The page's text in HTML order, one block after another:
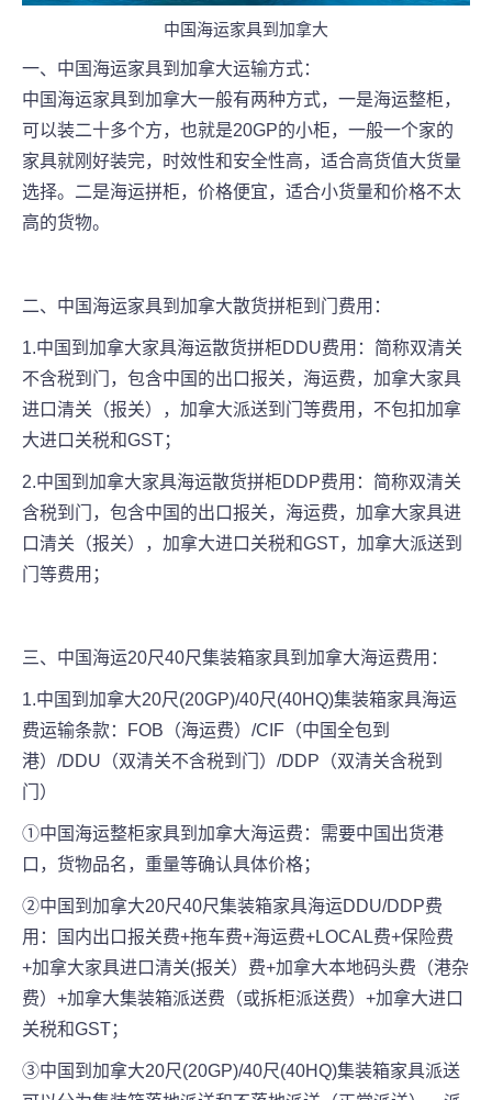
中国海运家具到加拿大
一、中国海运家具到加拿大运输方式：
中国海运家具到加拿大一般有两种方式，一是海运整柜，
可以装二十多个方，也就是20GP的小柜，一般一个家的
家具就刚好装完，时效性和安全性高，适合高货值大货量
选择。二是海运拼柜，价格便宜，适合小货量和价格不太
高的货物。
二、中国海运家具到加拿大散货拼柜到门费用：
1.中国到加拿大家具海运散货拼柜DDU费用：简称双清关
不含税到门，包含中国的出口报关，海运费，加拿大家具
进口清关（报关），加拿大派送到门等费用，不包扣加拿
大进口关税和GST；
2.中国到加拿大家具海运散货拼柜DDP费用：简称双清关
含税到门，包含中国的出口报关，海运费，加拿大家具进
口清关（报关），加拿大进口关税和GST，加拿大派送到
门等费用；
三、中国海运20尺40尺集装箱家具到加拿大海运费用：
1.中国到加拿大20尺(20GP)/40尺(40HQ)集装箱家具海运
费运输条款：FOB（海运费）/CIF（中国全包到
港）/DDU（双清关不含税到门）/DDP（双清关含税到
门）
①中国海运整柜家具到加拿大海运费：需要中国出货港
口，货物品名，重量等确认具体价格；
②中国到加拿大20尺40尺集装箱家具海运DDU/DDP费
用：国内出口报关费+拖车费+海运费+LOCAL费+保险费
+加拿大家具进口清关(报关）费+加拿大本地码头费（港杂
费）+加拿大集装箱派送费（或拆柜派送费）+加拿大进口
关税和GST；
③中国到加拿大20尺(20GP)/40尺(40HQ)集装箱家具派送